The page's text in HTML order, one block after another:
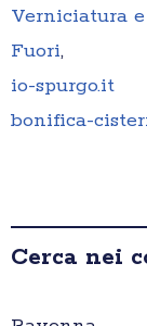
Verniciatura
Fuori,
io-spurgo.it
bonifica-
Cerca nei